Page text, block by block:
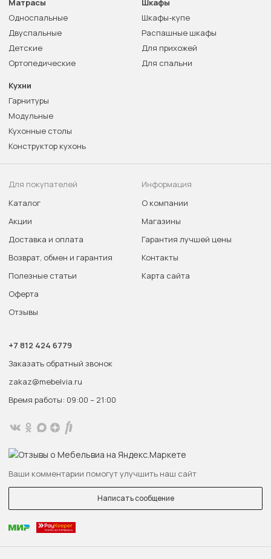
Матрасы
Односпальные
Двуспальные
Детские
Ортопедические
Шкафы
Шкафы-купе
Распашные шкафы
Для прихожей
Для спальни
Кухни
Гарнитуры
Модульные
Кухонные столы
Конструктор кухонь
Для покупателей
Каталог
Акции
Доставка и оплата
Возврат, обмен и гарантия
Полезные статьи
Оферта
Отзывы
Информация
О компании
Магазины
Гарантия лучшей цены
Контакты
Карта сайта
+7 812 424 6779
Заказать обратный звонок
zakaz@mebelvia.ru
Время работы: 09:00 – 21:00
Ваши комментарии помогут улучшить наш сайт
Написать сообщение